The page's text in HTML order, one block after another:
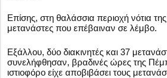
Επίσης, στη θαλάσσια περιοχή νότια
μετανάστες που επέβαιναν σε λέμβο.
Εξάλλου, δύο διακινητές και 37
συνελήφθησαν, βραδινές ώρες της
ιστιοφόρο είχε αποβιβάσει τους